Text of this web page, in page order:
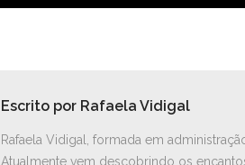
Escrito por Rafaela Vidigal
Rafaela Vidigal, formada em
Atualmente vem descobrindo os